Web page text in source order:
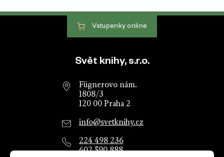
Patička webu
Vstupenky online
Svět knihy, s.r.o.
Fügnerovo nám.
1808/3
120 00 Praha 2
info@svetknihy.cz
224 498 236
602 590 888